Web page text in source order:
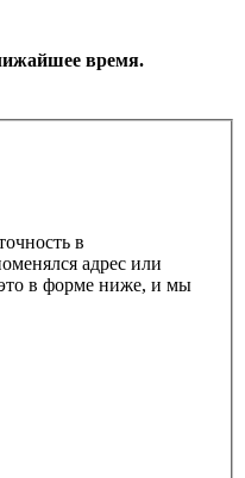
время.
в
адрес или
в форме ниже, и мы